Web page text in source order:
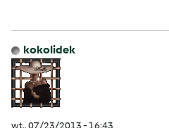
kokolidek
wt., 07/23/2013 - 16:43